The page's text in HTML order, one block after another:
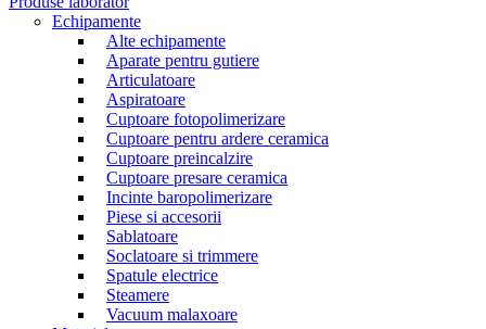
Echipamente
Alte echipamente
Aparate pentru gutiere
Articulatoare
Aspiratoare
Cuptoare fotopolimerizare
Cuptoare pentru ardere ceramica
Cuptoare preincalzire
Cuptoare presare ceramica
Incinte baropolimerizare
Piese si accesorii
Sablatoare
Soclatoare si trimmere
Spatule electrice
Steamere
Vacuum malaxoare